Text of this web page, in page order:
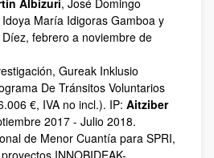
Albizuri, José Domingo
María Idigoras Gamboa y
febrero a noviembre de
Gureak Inklusio
De Tránsitos Voluntarios
€, IVA no incl.). IP: Aitziber
2017 - Julio 2018.
de Menor Cuantía para SPRI,
INNOBIDEAK-